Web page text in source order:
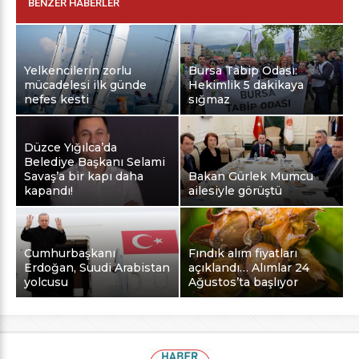
BENZER HABERLER
Yelkencilerin zorlu
mücadelesi ilk günde
nefes kesti
Bursa Tabip Odası:
Hekimlik 5 dakikaya
sığmaz
Düzce Yığılca’da
Belediye Başkanı Selami
Savaş’a bir kapı daha
kapandı!
Bakan Gürlek Mumcu
ailesiyle görüştü
Cumhurbaşkanı
Erdoğan, Suudi Arabistan
yolcusu
Fındık alım fiyatları
açıklandı… Alımlar 24
Ağustos’ta başlıyor